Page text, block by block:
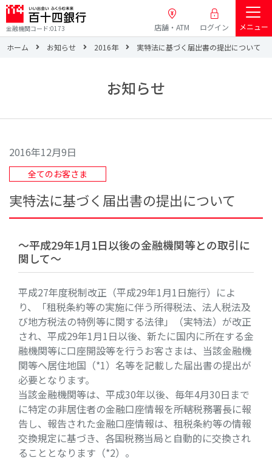
金融機関コード:0173 店舗・ATM ログイン
メニュー
ホーム
お知らせ 2016年 実特法に基づく届出書の提出について
お知らせ
2016年12月9日
全てのお客さま
実特法に基づく届出書の提出について
～平成29年1月1日以後の金融機関等との取引に
関して～
平成27年度税制改正（平成29年1月1日施行）によ
り、「租税条約等の実施に伴う所得税法、法人税法及
び地方税法の特例等に関する法律」（実特法）が改正
され、平成29年1月1日以後、新たに国内に所在する金
融機関等に口座開設等を行うお客さまは、当該金融機
関等へ居住地国（*1）名等を記載した届出書の提出が
必要となります。
当該金融機関等は、平成30年以後、毎年4月30日まで
に特定の非居住者の金融口座情報を所轄税務署長に報
告し、報告された金融口座情報は、租税条約等の情報
交換規定に基づき、各国税務当局と自動的に交換され
ることとなります（*2）。